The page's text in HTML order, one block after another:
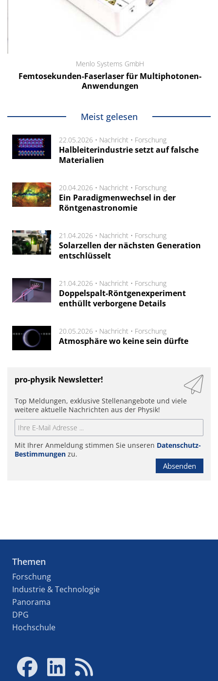
Menlo Systems GmbH
Femtosekunden-Faserlaser für Multiphotonen-
Anwendungen
Meist gelesen
22.05.2026 • Nachricht • Forschung
Halbleiterindustrie setzt auf falsche
Materialien
20.04.2026 • Nachricht • Forschung
Ein Paradigmenwechsel in der
Röntgenastronomie
21.04.2026 • Nachricht • Forschung
Solarzellen der nächsten Generation
entschlüsselt
21.04.2026 • Nachricht • Forschung
Doppelspalt-Röntgenexperiment
enthüllt verborgene Details
20.05.2026 • Nachricht • Forschung
Atmosphäre wo keine sein dürfte
pro-physik Newsletter!
Top Meldungen, exklusive Stellenangebote und viele
weitere aktuelle Nachrichten aus der Physik!
Mit Ihrer Anmeldung stimmen Sie unseren Datenschutz-
Bestimmungen zu.
Absenden
Themen
Forschung
Industrie & Technologie
Panorama
DPG
Hochschule